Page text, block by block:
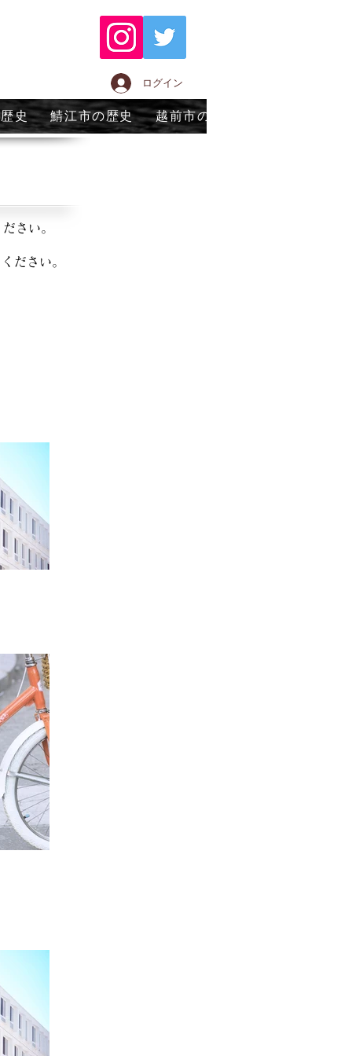
ログイン
史 鯖江市の歴史 越前市の歴史
さい。
ださい。